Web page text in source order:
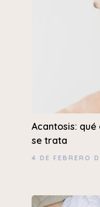
Acantosis:
se trata
4 DE FEBRERO